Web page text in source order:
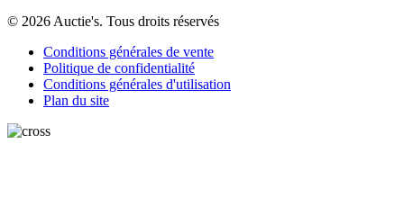
© 2026 Auctie's. Tous droits réservés
Conditions générales de vente
Politique de confidentialité
Conditions générales d'utilisation
Plan du site